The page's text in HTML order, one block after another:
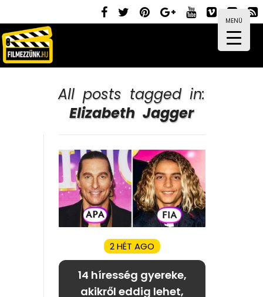
MENÜ
All posts tagged in:
Elizabeth Jagger
2 HÉT AGO
14 híresség gyereke,
akikről eddig lehet,